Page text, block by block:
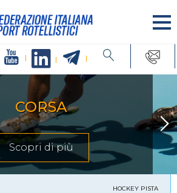
CORSA
Scopri di più
HOCKEY PISTA